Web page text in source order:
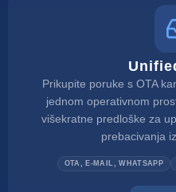
Prikupite poruke s OTA
jednom operativnom
višekratne predloške za
prebacivanja
OTA, E-MAIL, WHATSAPP